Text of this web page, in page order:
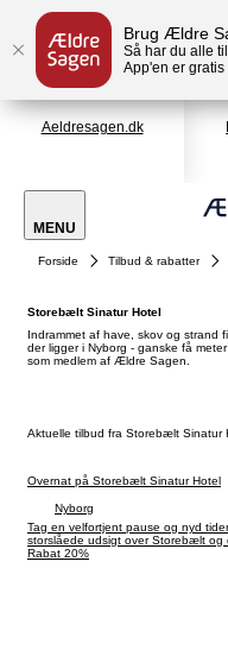
Brug Ældre
Så har du alle
App'en er
Aeldresagen.dk
MENU
Forside Tilbud & rabatter
Storebælt Sinatur Hotel
Indrammet af have, skov og strand
der ligger i Nyborg - ganske få
som medlem af Ældre Sagen.
Aktuelle tilbud fra Storebælt Sinatur
Overnat på Storebælt Sinatur Hotel
Nyborg
Tag en velfortjent pause og nyd
storslåede udsigt over Storebælt
din overnatning som medlem af
Rabat 20%